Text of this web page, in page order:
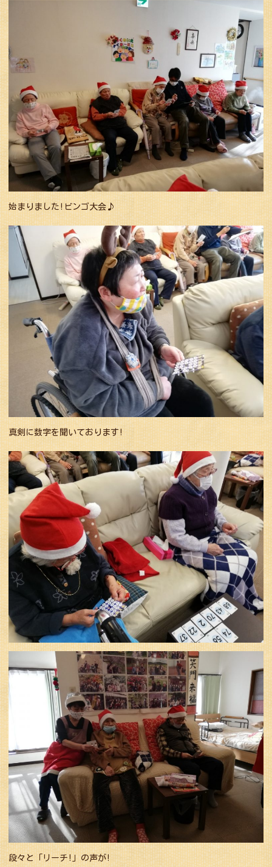
始まりました!ビンゴ大会♪
真剣に数字を聞いております!
段々と「リーチ!」の声が!